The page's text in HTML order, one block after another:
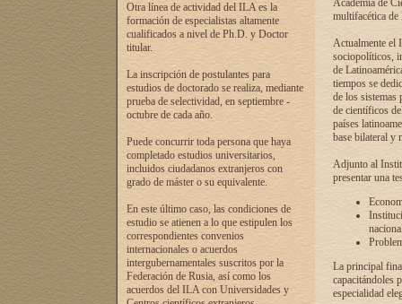
Otra línea de actividad del ILA es la
formación de especialistas altamente
cualificados a nivel de Ph.D. y Doctor
titular.
La inscripción de postulantes para
estudios de doctorado se realiza, mediante
prueba de selectividad, en septiembre -
octubre de cada año.
Puede concurrir toda persona que haya
completado estudios universitarios,
incluidos ciudadanos extranjeros con
grado de máster o su equivalente.
En este último caso, las condiciones de
estudio se atienen a lo que estipulen los
correspondientes convenios
internacionales o acuerdos
intergubernamentales suscritos por la
Federación de Rusia, así como los
acuerdos del ILA con Universidades y
Academia de
multifacética de
Actualmente el
sociopolíticos,
de
tiempos se
de los sistemas
de científicos
países
base bilateral y
Adjunto al
presentar una
La principal
capacitándoles
especialidad